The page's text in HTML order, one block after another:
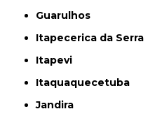
Guarulhos
Itapecerica da Serra
Itapevi
Itaquaquecetuba
Jandira